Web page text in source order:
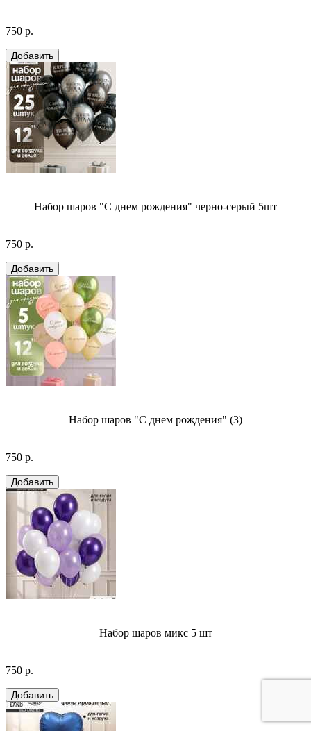
750 р.
Набор шаров "С днем рождения" черно-серый 5шт
750 р.
Набор шаров "С днем рождения" (3)
750 р.
Набор шаров микс 5 шт
750 р.